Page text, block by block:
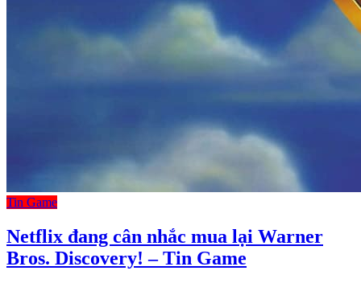
Tin Game
Netflix đang cân nhắc mua lại Warner
Bros. Discovery! – Tin Game